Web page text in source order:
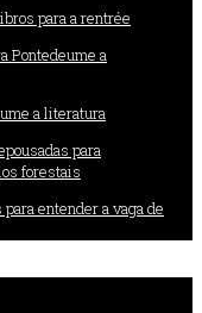
para a rentrée
a literatura
entender a vaga de